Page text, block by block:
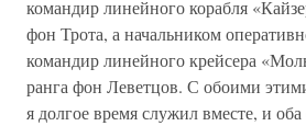
командир линейного корабля
фон Трота, а начальником
командир линейного крейсера
ранга фон Леветцов. С обоими
я долгое время служил вместе, и